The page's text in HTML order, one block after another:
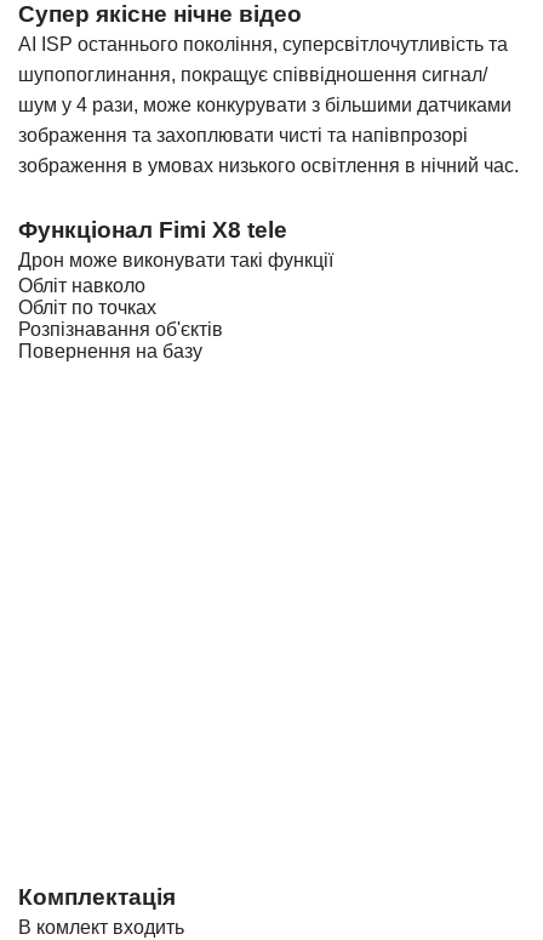
Супер якісне нічне відео
AI ISP останнього покоління, суперсвітлочутливість та
шупопоглинання, покращує співвідношення сигнал/
шум у 4 рази, може конкурувати з більшими датчиками
зображення та захоплювати чисті та напівпрозорі
зображення в умовах низького освітлення в нічний час.
Функціонал Fimi X8 tele
Дрон може виконувати такі функції
Обліт навколо
Обліт по точках
Розпізнавання об'єктів
Повернення на базу
Комплектація
В комлект входить